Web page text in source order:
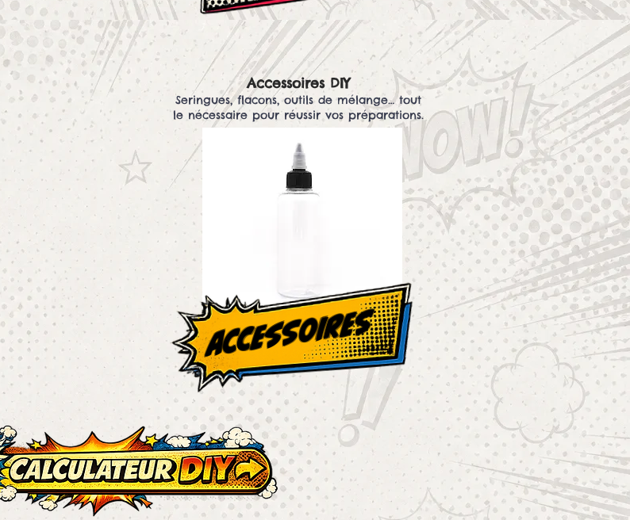
Accessoires DIY
Seringues, flacons, outils de mélange… tout
le nécessaire pour réussir vos préparations.
accessoires